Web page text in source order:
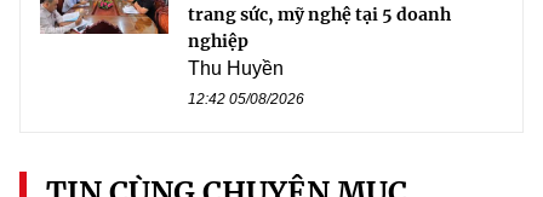
trang sức, mỹ nghệ tại 5 doanh
nghiệp
Thu Huyền
12:42 05/08/2026